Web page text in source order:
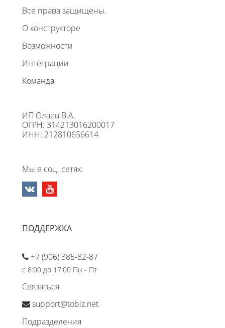
Все права защищены.
О конструкторе
Возможности
Интеграции
Команда
ИП Олаев В.А.
ОГРН: 314213016200017
ИНН: 212810656614
Мы в соц. сетях:
ПОДДЕРЖКА
+7 (906) 385-82-87
с 8:00 до 17:00 Пн - Пт
Связаться
support@tobiz.net
Подразделения